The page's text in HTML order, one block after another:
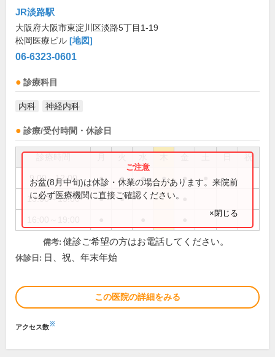
JR淡路駅
大阪府大阪市東淀川区淡路5丁目1-19
松岡医療ビル [地図]
06-6323-0601
診療科目
内科 神経内科
診療/受付時間・休診日
祝
9:00～12:00 ● ● ● ● ●
13:00～15:00 ● ●
お盆(8月中旬)は休診・休業の場合があります。来院前
に必ず医療機関に直接ご確認ください。
×閉じる
備考: 健診ご希望の方はお電話してください。
休診日: 日、祝、年末年始
この医院の詳細をみる
アクセス数※